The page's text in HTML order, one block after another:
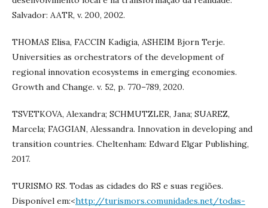
Salvador: AATR, v. 200, 2002.
THOMAS Elisa, FACCIN Kadigia, ASHEIM Bjorn Terje.
Universities as orchestrators of the development of
regional innovation ecosystems in emerging economies.
Growth and Change. v. 52, p. 770–789, 2020.
TSVETKOVA, Alexandra; SCHMUTZLER, Jana; SUAREZ,
Marcela; FAGGIAN, Alessandra. Innovation in developing and
transition countries. Cheltenham: Edward Elgar Publishing,
2017.
TURISMO RS. Todas as cidades do RS e suas regiões.
Disponível em:<http://turismors.comunidades.net/todas-